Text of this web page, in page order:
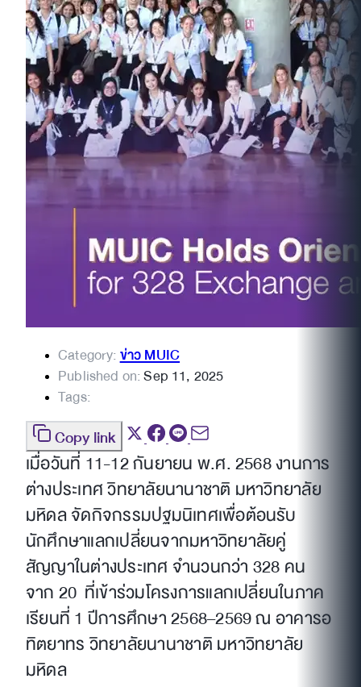
Category:ข่าว MUIC
Published on:Sep 11, 2025
Tags:
Copy link
เมื่อวันที่ 11-12 กันยายน พ.ศ. 2568 งานการ
ต่างประเทศ วิทยาลัยนานาชาติ มหาวิทยาลัย
มหิดล จัดกิจกรรมปฐมนิเทศเพื่อต้อนรับ
นักศึกษาแลกเปลี่ยนจากมหาวิทยาลัยคู่
สัญญาในต่างประเทศ จำนวนกว่า 328 คน
จาก 20 ที่เข้าร่วมโครงการแลกเปลี่ยนในภาค
เรียนที่ 1 ปีการศึกษา 2568–2569 ณ อาคารอ
ทิตยาทร วิทยาลัยนานาชาติ มหาวิทยาลัย
มหิดล